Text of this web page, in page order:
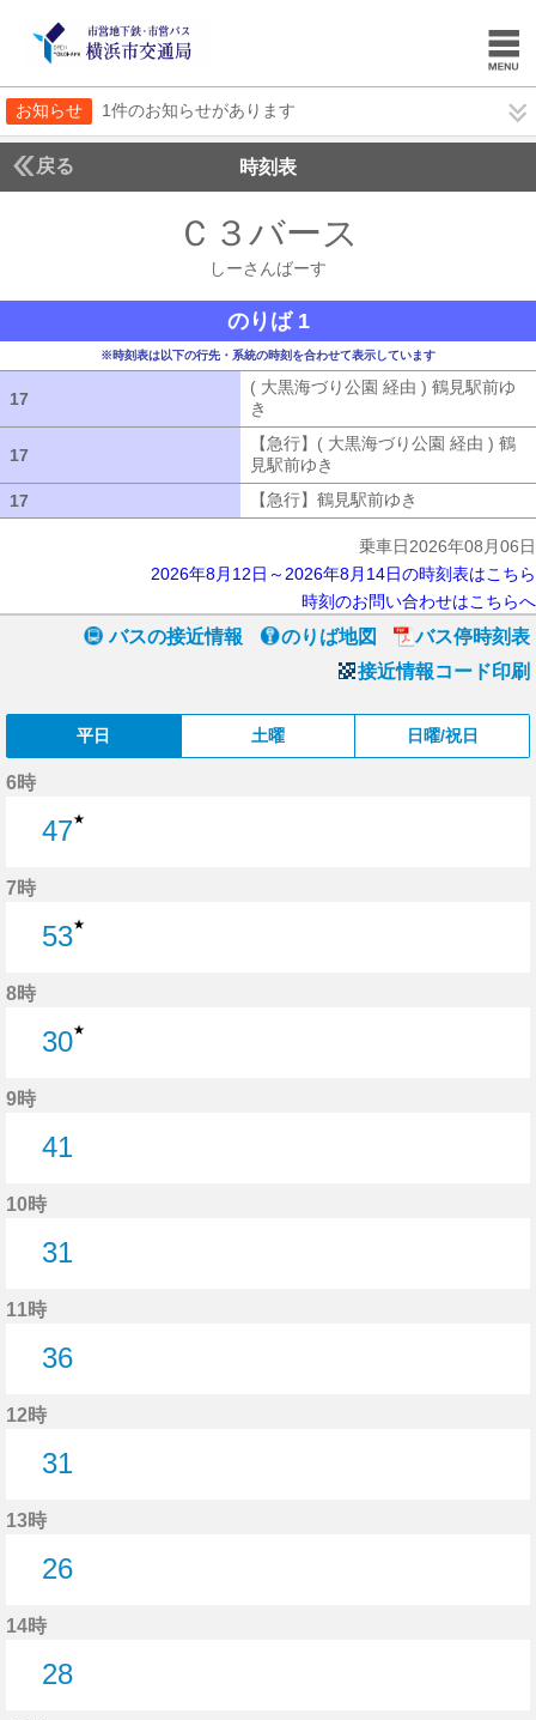
お知らせ 1件のお知らせがあります
戻る 時刻表
Ｃ３バース
しーさんばーす
のりば 1
※時刻表は以下の行先・系統の時刻を合わせて表示しています
17
( 大黒海づり公園 経由 ) 鶴見駅前ゆ
き
17
【急行】( 大黒海づり公園 経由 ) 鶴
見駅前ゆき
17
【急行】鶴見駅前ゆき
乗車日2026年08月06日
2026年8月12日～2026年8月14日の時刻表はこちら
時刻のお問い合わせはこちらへ
バスの接近情報 のりば地図
バス停時刻表
接近情報コード印刷
平日 土曜 日曜/祝日
6時
47★
7時
53★
8時
30★
9時
41
10時
31
11時
36
12時
31
13時
26
14時
28